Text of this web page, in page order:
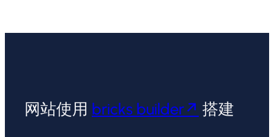
网站使用 bricks builder 搭建